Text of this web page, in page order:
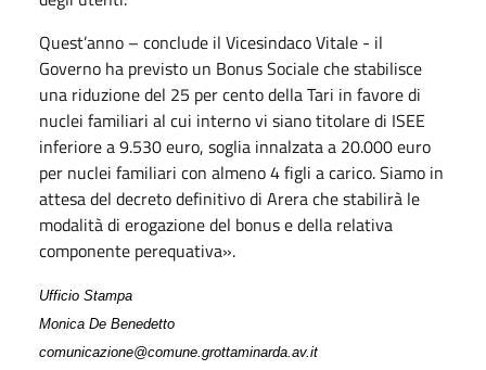
Quest’anno – conclude il Vicesindaco Vitale - il
Governo ha previsto un Bonus Sociale che stabilisce
una riduzione del 25 per cento della Tari in favore di
nuclei familiari al cui interno vi siano titolare di ISEE
inferiore a 9.530 euro, soglia innalzata a 20.000 euro
per nuclei familiari con almeno 4 figli a carico. Siamo in
attesa del decreto definitivo di Arera che stabilirà le
modalità di erogazione del bonus e della relativa
componente perequativa».
Ufficio Stampa
Monica De Benedetto
comunicazione@comune.grottaminarda.av.it